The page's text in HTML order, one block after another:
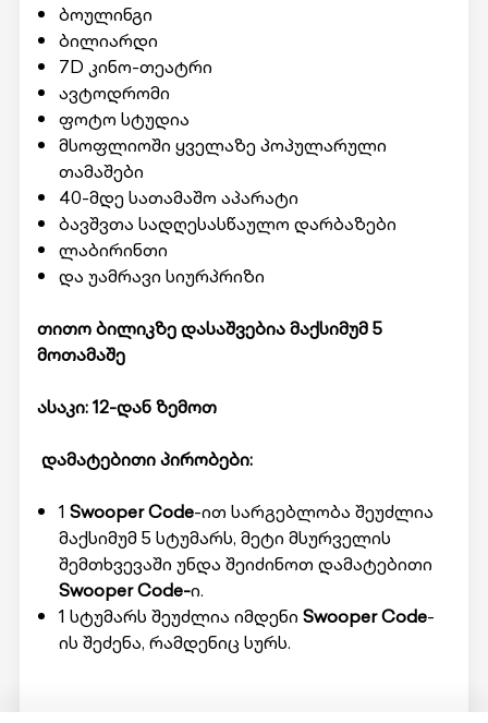
ბოულინგი
ბილიარდი
7D კინო-თეატრი
ავტოდრომი
ფოტო სტუდია
მსოფლიოში ყველაზე პოპულარული
თამაშები
40-მდე სათამაშო აპარატი
ბავშვთა სადღესასწაულო დარბაზები
ლაბირინთი
და უამრავი სიურპრიზი
თითო ბილიკზე დასაშვებია მაქსიმუმ 5
მოთამაშე
ასაკი: 12-დან ზემოთ
დამატებითი პირობები:
1 Swooper Code-ით სარგებლობა შეუძლია
მაქსიმუმ 5 სტუმარს, მეტი მსურველის
შემთხვევაში უნდა შეიძინოთ დამატებითი
Swooper Code-ი.
1 სტუმარს შეუძლია იმდენი Swooper Code-
ის შეძენა, რამდენიც სურს.